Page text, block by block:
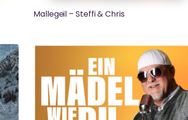
Mallegeil – Steffi & Chris